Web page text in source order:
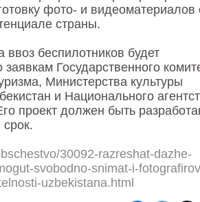
фото- и видеоматериалов
страны.
ввоз беспилотников будет
Государственного
Министерства культуры
и Национального
проект должен быть
30092-razreshat-dazhe-
svobodno-snimat-i-
uzbekistana.html